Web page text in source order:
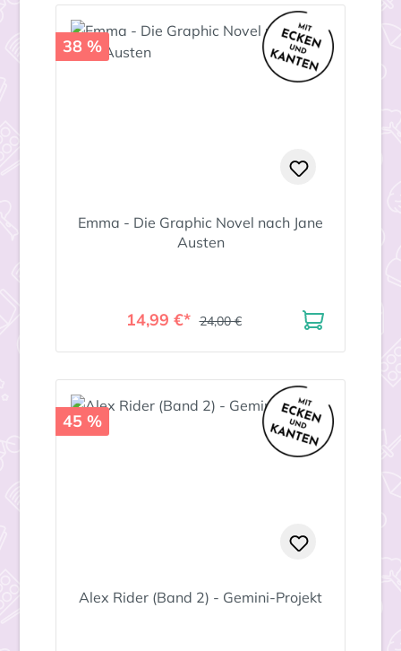
38 %
Emma - Die Graphic Novel nach Jane
Austen
14,99 €* 24,00 €
45 %
Alex Rider (Band 2) - Gemini-Projekt